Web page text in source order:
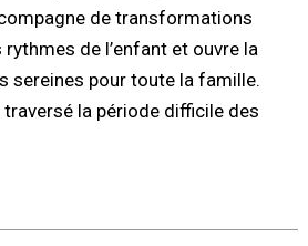
de transformations
de l’enfant et ouvre la
sereines pour toute la famille.
la période difficile des